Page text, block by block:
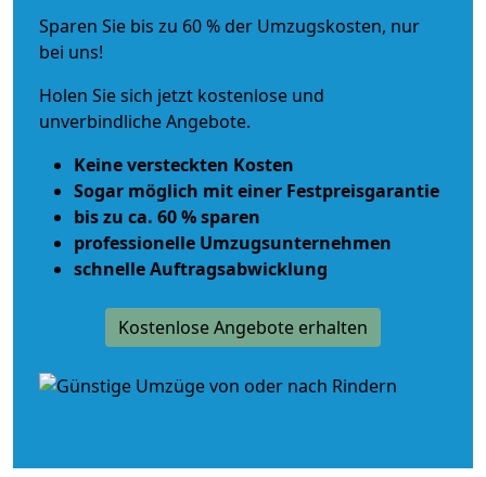
Sparen Sie bis zu 60 % der Umzugskosten, nur
bei uns!
Holen Sie sich jetzt kostenlose und
unverbindliche Angebote.
Keine versteckten Kosten
Sogar möglich mit einer Festpreisgarantie
bis zu ca. 60 % sparen
professionelle Umzugsunternehmen
schnelle Auftragsabwicklung
Kostenlose Angebote erhalten